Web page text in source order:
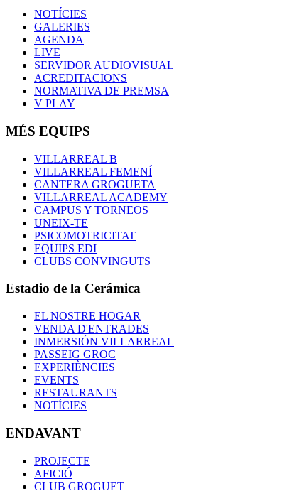
NOTÍCIES
GALERIES
AGENDA
LIVE
SERVIDOR AUDIOVISUAL
ACREDITACIONS
NORMATIVA DE PREMSA
V PLAY
MÉS EQUIPS
VILLARREAL B
VILLARREAL FEMENÍ
CANTERA GROGUETA
VILLARREAL ACADEMY
CAMPUS Y TORNEOS
UNEIX-TE
PSICOMOTRICITAT
EQUIPS EDI
CLUBS CONVINGUTS
Estadio de la Cerámica
EL NOSTRE HOGAR
VENDA D'ENTRADES
INMERSIÓN VILLARREAL
PASSEIG GROC
EXPERIÈNCIES
EVENTS
RESTAURANTS
NOTÍCIES
ENDAVANT
PROJECTE
AFICIÓ
CLUB GROGUET